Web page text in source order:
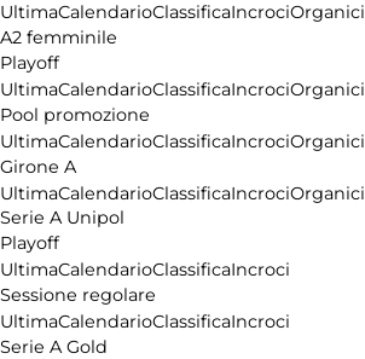
UltimaCalendarioClassificaIncrociOrganici
A2 femminile
Playoff
UltimaCalendarioClassificaIncrociOrganici
Pool promozione
UltimaCalendarioClassificaIncrociOrganici
Girone A
UltimaCalendarioClassificaIncrociOrganici
Serie A Unipol
Playoff
UltimaCalendarioClassificaIncroci
Sessione regolare
UltimaCalendarioClassificaIncroci
Serie A Gold